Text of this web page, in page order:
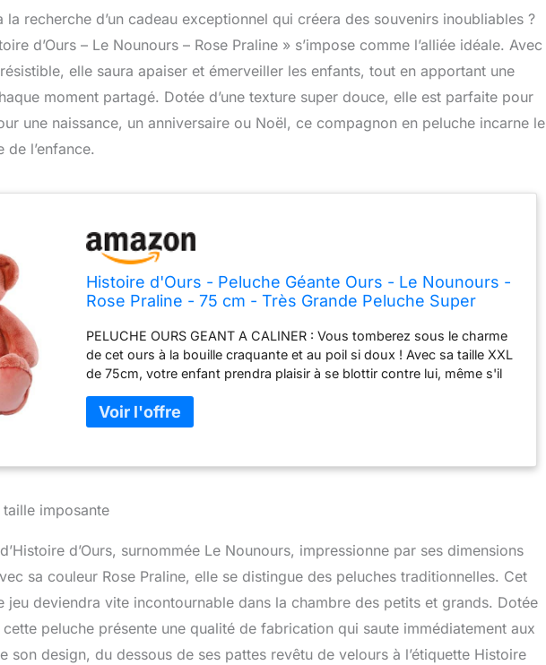
la recherche d’un cadeau exceptionnel qui créera des souvenirs inoubliables ?
d’Ours – Le Nounours – Rose Praline » s’impose comme l’alliée idéale. Avec
elle saura apaiser et émerveiller les enfants, tout en apportant une
moment partagé. Dotée d’une texture super douce, elle est parfaite pour
une naissance, un anniversaire ou Noël, ce compagnon en peluche incarne le
de l’enfance.
Histoire d'Ours - Peluche Géante Ours - Le Nounours -
Rose Praline - 75 cm - Très Grande Peluche Super
Naissance Bébé, Noël et Anniversaire - HO3234
PELUCHE OURS GEANT A CALINER : Vous tomberez sous le charme
de cet ours à la bouille craquante et au poil si doux ! Avec sa taille XXL
de 75cm, votre enfant prendra plaisir à se blottir contre lui, même s'il
Fidèle compagnon de jeu, l'ours Le Nounours avec son ventre
moelleux et son regard bienveillant transmettra un sentiment de
DOUCEUR et QUALITE : Cet adorable compagnon ours en peluche est
incomparable et une douceur qui réchauffe le cœur. Il donne envie
peluche géante de 75cm est lavable en machine à 30°. Ainsi, ce
Nounours conservera son poil doux et soyeux longtemps. Nous vous
conseillons de procéder à un premier lavage, avant toute utilisation.
IDÉE CADEAU : Les peluches Histoire d'Ours sont une excellente idée
grands enfants. Ce Nounours ultra mignon fera un cadeau apprécié
lors d'une fête d'anniverdaire ou pour Noël.
imposante
d’Ours, surnommée Le Nounours, impressionne par ses dimensions
sa couleur Rose Praline, elle se distingue des peluches traditionnelles. Cet
jeu deviendra vite incontournable dans la chambre des petits et grands. Dotée
cette peluche présente une qualité de fabrication qui saute immédiatement aux
son design, du dessous de ses pattes revêtu de velours à l’étiquette Histoire